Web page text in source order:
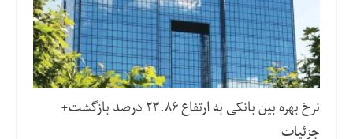
نرخ بهره بین بانکی به ارتفاع ۲۳.۸۶ درصد بازگشت+
جزئیات